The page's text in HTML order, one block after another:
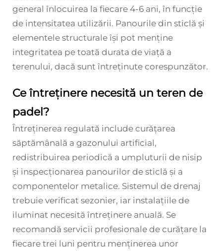
general înlocuirea la fiecare 4-6 ani, în funcție
de intensitatea utilizării. Panourile din sticlă și
elementele structurale își pot menține
integritatea pe toată durata de viață a
terenului, dacă sunt întreținute corespunzător.
Ce întreținere necesită un teren de
padel?
Întreținerea regulată include curățarea
săptămânală a gazonului artificial,
redistribuirea periodică a umpluturii de nisip
și inspecționarea panourilor de sticlă și a
componentelor metalice. Sistemul de drenaj
trebuie verificat sezonier, iar instalațiile de
iluminat necesită întreținere anuală. Se
recomandă servicii profesionale de curățare la
fiecare trei luni pentru menținerea unor